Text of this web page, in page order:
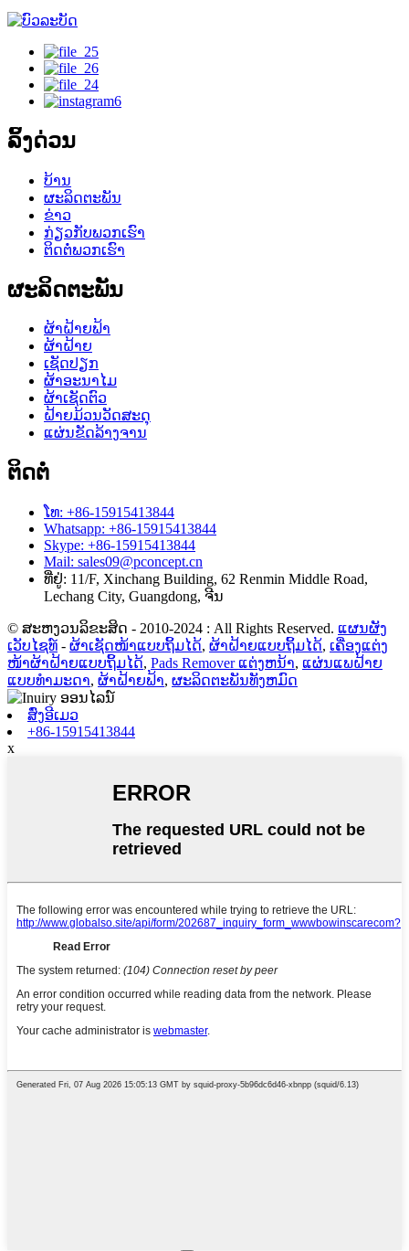
ລິ້ງດ່ວນ
ບ້ານ
ຜະລິດຕະພັນ
ຂ່າວ
ກ່ຽວກັບພວກເຮົາ
ຕິດຕໍ່ພວກເຮົາ
ຜະລິດຕະພັນ
ຜ້າຝ້າຍຟ້າ
ຜ້າຝ້າຍ
ເຊັດປຽກ
ຜ້າອະນາໄມ
ຜ້າເຊັດຕົວ
ຝ້າຍມ້ວນວັດສະດຸ
ແຜ່ນຂັດລ້າງຈານ
ຕິດຕໍ່
ໂທ: +86-15915413844
Whatsapp: +86-15915413844
Skype: +86-15915413844
Mail: sales09@pconcept.cn
ທີ່ຢູ່: 11/F, Xinchang Building, 62 Renmin Middle Road,
Lechang City, Guangdong, ຈີນ
© ສະຫງວນລິຂະສິດ - 2010-2024 : All Rights Reserved. ແຜນຜັງ
ເວັບໄຊທ໌ - ຜ້າເຊັດໜ້າແບບຖິ້ມໄດ້, ຜ້າຝ້າຍແບບຖິ້ມໄດ້, ເຄື່ອງແຕ່ງ
ໜ້າຜ້າຝ້າຍແບບຖິ້ມໄດ້, Pads Remover ແຕ່ງຫນ້າ, ແຜ່ນແພຝ້າຍ
ແບບທຳມະດາ, ຜ້າຝ້າຍຟ້າ, ຜະລິດຕະພັນທັງຫມົດ
ສົ່ງອີເມວ
+86-15915413844
x